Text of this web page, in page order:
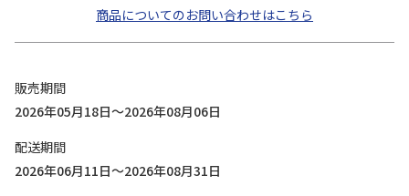
商品についてのお問い合わせはこちら
販売期間
2026年05月18日～2026年08月06日
配送期間
2026年06月11日～2026年08月31日